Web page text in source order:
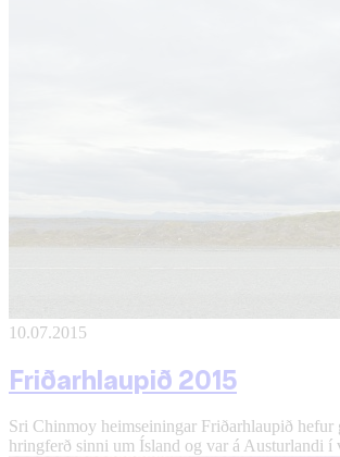
10.07.2015
Friðarhlaupið 2015
Sri Chinmoy heimseiningar Friðarhlaupið hefur
hringferð sinni um Ísland og var á Austurlandi í